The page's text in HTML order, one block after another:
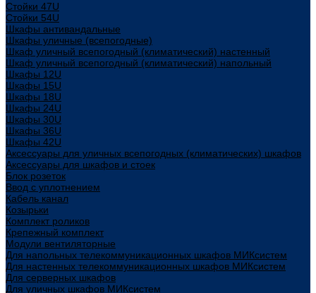
Стойки 47U
Стойки 54U
Шкафы антивандальные
Шкафы уличные (всепогодные)
Шкаф уличный всепогодный (климатический) настенный
Шкаф уличный всепогодный (климатический) напольный
Шкафы 12U
Шкафы 15U
Шкафы 18U
Шкафы 24U
Шкафы 30U
Шкафы 36U
Шкафы 42U
Аксессуары для уличных всепогодных (климатических) шкафов
Аксессуары для шкафов и стоек
Блок розеток
Ввод с уплотнением
Кабель канал
Козырьки
Комплект роликов
Крепежный комплект
Модули вентиляторные
Для напольных телекоммуникационных шкафов МИКсистем
Для настенных телекоммуникационных шкафов МИКсистем
Для серверных шкафов
Для уличных шкафов МИКсистем